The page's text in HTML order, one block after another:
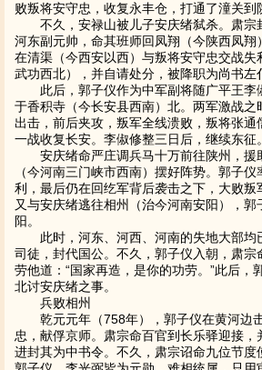
败叛将安守忠，收复永丰仓，打通了潼关到
不久，安禄山被儿子安庆绪弑杀。肃宗
河东副元帅，命其班师回凤翔（今陕西凤翔
在清渠（今西安以西）与叛将安守忠交战失
武功西北），并自请处分，被降职为尚书左
此后，郭子仪作为中军副将随广平王李
于香积寺（今长安县西南）北。两军激战之
出击，前后夹攻，叛军全线溃败，叛将张通
一战收复长安。李俶修整三日后，继续东征。
安庆绪命严庄调兵马十万前往陕州，援
（今河南三门峡市西南）摆好阵势。郭子
利，最后仍在回纥军背后袭击之下，大败叛
又与安庆绪逃往相州（治今河南安阳），郭
阳。
此时，河东、河西、河南的失地大部均
司徒，封代国公。不久，郭子仪入朝，肃宗
劳他道：“国家再造，是你的功劳。”此后，
北讨安庆绪之事。
兵败相州
乾元元年（758年），郭子仪在黄河边
忠，献俘京师。肃宗命百官到长乐驿迎接，
进封其为中书令。不久，肃宗诏命九位节度